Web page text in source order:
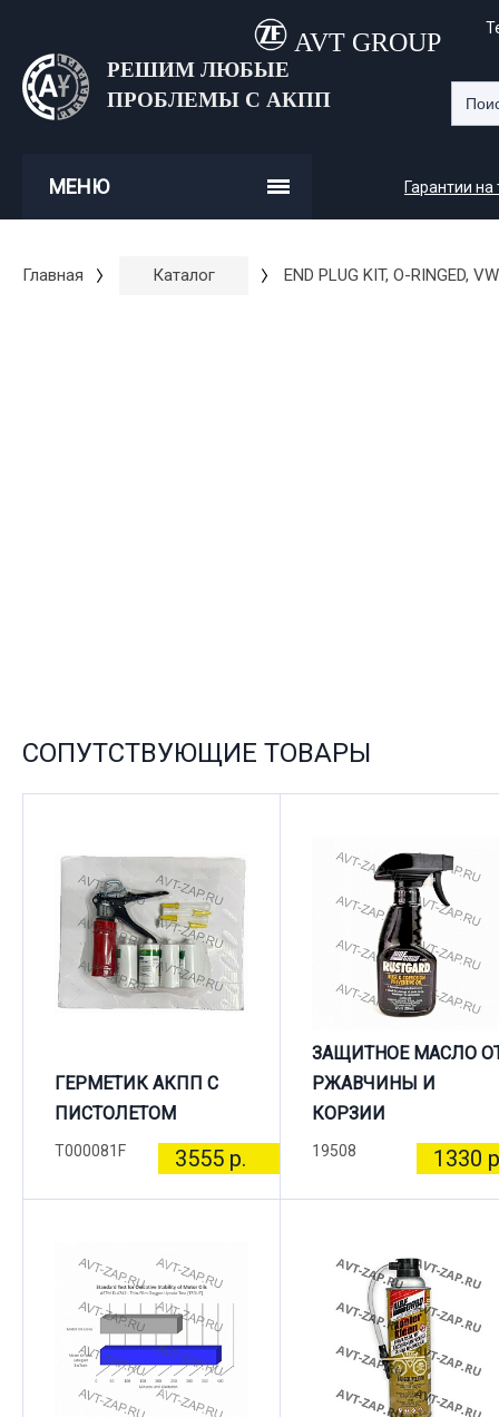
AVT GROUP
РЕШИМ ЛЮБЫЕ
ПРОБЛЕМЫ С АКПП
МЕНЮ Гарантии на
Главная Каталог END PLUG KIT, O-RINGED, VW
СОПУТСТВУЮЩИЕ ТОВАРЫ
ГЕРМЕТИК АКПП С
ПИСТОЛЕТОМ
T000081F 3555 р.
ЗАЩИТНОЕ МАСЛО
РЖАВЧИНЫ И
КОРЗИИ
19508 1330